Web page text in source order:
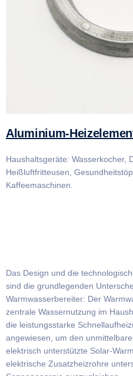
Aluminium-
Haushaltsgeräte: Wasserkocher,
Heißluftfritteusen,
Kaffeemaschinen.
Das Design und die
sind die grundlegenden
Warmwasserbereiter: Der
zentrale Wassernutzung im
die leistungsstarke
angewiesen, um den
elektrisch unterstützte Solar-
elektrische Zusatzheizrohre